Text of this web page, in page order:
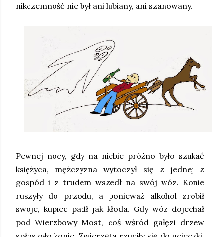
nikczemność nie był ani lubiany, ani szanowany.
Pewnej nocy, gdy na niebie próżno było szukać
księżyca, mężczyzna wytoczył się z jednej z
gospód i z trudem wszedł na swój wóz. Konie
ruszyły do przodu, a ponieważ alkohol zrobił
swoje, kupiec padł jak kłoda. Gdy wóz dojechał
pod Wierzbowy Most, coś wśród gałęzi drzew